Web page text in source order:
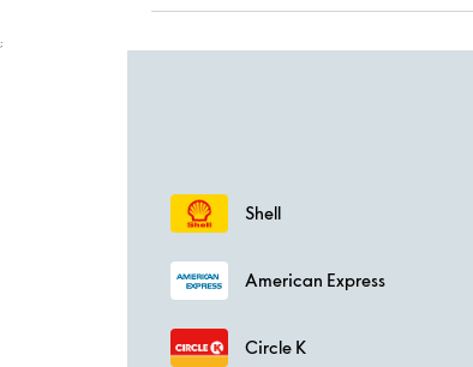
;
Shell
American Express
Circle K